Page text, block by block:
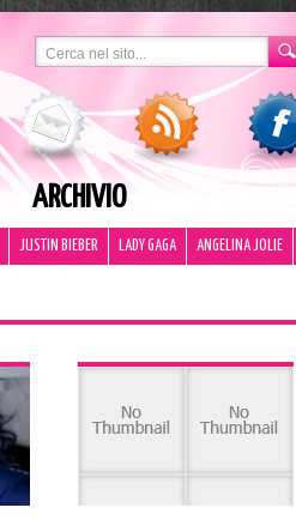
ARCHIVIO
JUSTIN BIEBER LADY GAGA ANGELINA JOLIE